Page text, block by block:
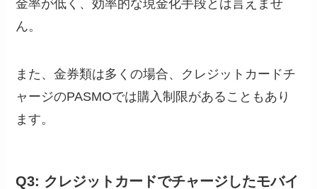
金率が低く、効率的な現金化手段とは言えませ
ん。
また、金券類は多くの場合、クレジットカードチ
ャージのPASMOでは購入制限があることもあり
ます。
Q3: クレジットカードでチャージしたモバイ